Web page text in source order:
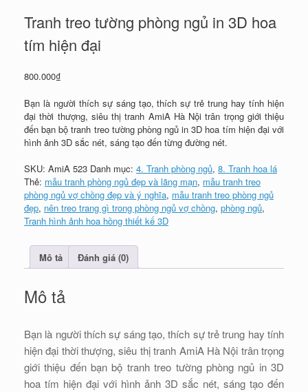
Tranh treo tường phòng ngủ in 3D hoa
tím hiện đại
800.000₫
Bạn là người thích sự sáng tạo, thích sự trẻ trung hay tính hiện
đại thời thượng, siêu thị tranh AmiA Hà Nội trân trọng giới thiệu
đến bạn bộ tranh treo tường phòng ngủ in 3D hoa tím hiện đại với
hình ảnh 3D sắc nét, sáng tạo đến từng đường nét.
SKU: AmiA 523 Danh mục: 4. Tranh phòng ngủ, 8. Tranh hoa lá
Thẻ: mẫu tranh phòng ngủ đẹp và lãng mạn, mẫu tranh treo
phòng ngủ vợ chồng đẹp và ý nghĩa, mẫu tranh treo phòng ngủ
đẹp, nên treo trang gì trong phòng ngủ vợ chồng, phòng ngủ,
Tranh hình ảnh hoa hồng thiết kế 3D
Mô tả Đánh giá (0)
Mô tả
Bạn là người thích sự sáng tạo, thích sự trẻ trung hay tính
hiện đại thời thượng, siêu thị tranh AmiA Hà Nội trân trọng
giới thiệu đến bạn bộ tranh treo tường phòng ngủ in 3D
hoa tím hiện đại với hình ảnh 3D sắc nét, sáng tạo đến